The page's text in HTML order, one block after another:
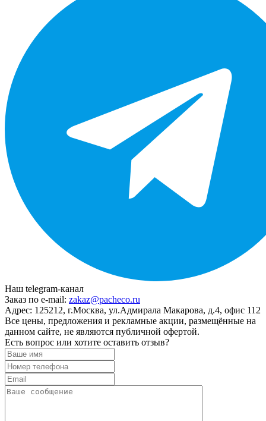
Наш telegram-канал
Заказ по e-mail: zakaz@pacheco.ru
Адрес: 125212, г.Москва, ул.Адмирала Макарова, д.4, офис 112
Все цены, предложения и рекламные акции, размещённые на
данном сайте, не являются публичной офертой.
Есть вопрос или хотите оставить отзыв?